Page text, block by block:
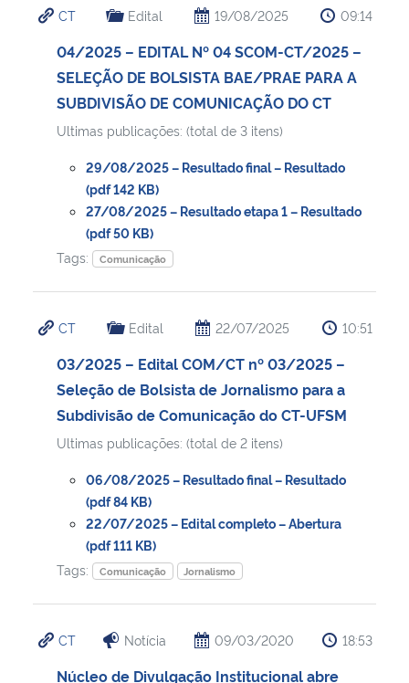
Ministério da Cidadania
Ministério de Minas e Energia
Ministério da Ciência, Tecnologia, Inovações e Comunicações
Ministério do Meio Ambiente
Ministério do Turismo
Ministério da Mulher, da Família e dos Direitos Humanos
Secretaria-Geral
Secretaria de Governo
Gabinete de Segurança Institucional
Banco Central do Brasil
CT Edital 19/08/2025 09:14
04/2025 – EDITAL Nº 04 SCOM-CT/2025 –
SELEÇÃO DE BOLSISTA BAE/PRAE PARA A
SUBDIVISÃO DE COMUNICAÇÃO DO CT
Ultimas publicações: (total de 3 itens)
29/08/2025 – Resultado final – Resultado
(pdf 142 KB)
27/08/2025 – Resultado etapa 1 – Resultado
(pdf 50 KB)
Tags:
Comunicação
CT Edital 22/07/2025 10:51
03/2025 – Edital COM/CT nº 03/2025 –
Seleção de Bolsista de Jornalismo para a
Subdivisão de Comunicação do CT-UFSM
Ultimas publicações: (total de 2 itens)
06/08/2025 – Resultado final – Resultado
(pdf 84 KB)
22/07/2025 – Edital completo – Abertura
(pdf 111 KB)
Tags:
Comunicação Jornalismo
CT Notícia 09/03/2020 18:53
Núcleo de Divulgação Institucional abre